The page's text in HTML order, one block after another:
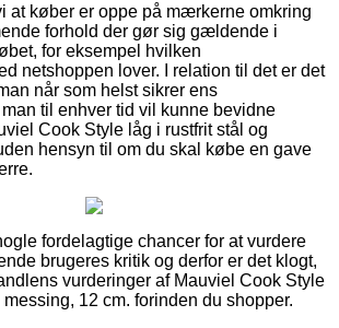
at køber er oppe på mærkerne omkring
forhold der gør sig gældende i
for eksempel hvilken
netshoppen lover. I relation til det er det
når som helst sikrer ens
til enhver tid vil kunne bevidne
Cook Style låg i rustfrit stål og
hensyn til om du skal købe en gave
fordelagtige chancer for at vurdere
brugeres kritik og derfor er det klogt,
vurderinger af Mauviel Cook Style
messing, 12 cm. forinden du shopper.